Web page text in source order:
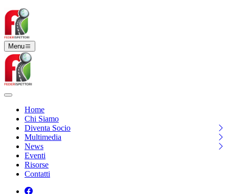
Menu
Home
Chi Siamo
Diventa Socio
Multimedia
News
Eventi
Risorse
Contatti